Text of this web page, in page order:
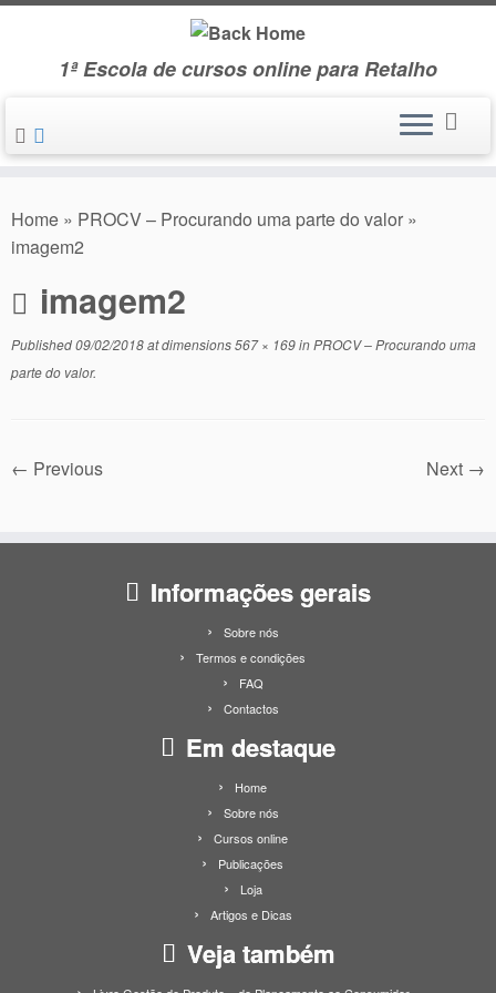
Skip
1ª Escola de cursos online para Retalho
Home » PROCV – Procurando uma parte do valor »
imagem2
imagem2
Published09/02/2018at dimensions567 × 169inPROCV – Procurando uma
parte do valor.
← Previous Next →
Informações gerais
Sobre nós
Termos e condições
FAQ
Contactos
Em destaque
Home
Sobre nós
Cursos online
Publicações
Loja
Artigos e Dicas
Veja também